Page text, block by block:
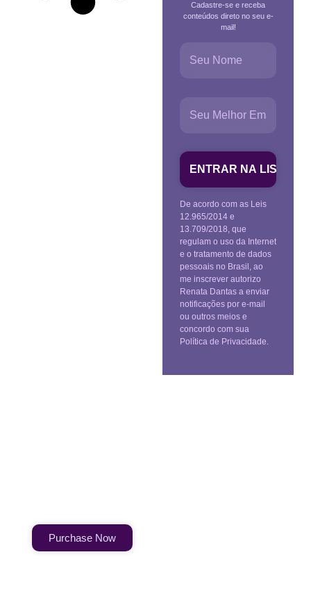
Cadastre-se e receba
conteúdos direto no seu e-
mail!
De acordo com as Leis
12.965/2014 e
13.709/2018, que
regulam o uso da Internet
e o tratamento de dados
pessoais no Brasil, ao
me inscrever autorizo
Renata Dantas a enviar
notificações por e-mail
ou outros meios e
concordo com sua
Política de Privacidade.
Purchase Now